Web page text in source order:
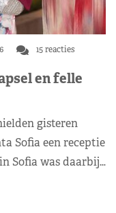
15 reacties
en felle
gisteren
Sofia een receptie
Sofia was daarbij…